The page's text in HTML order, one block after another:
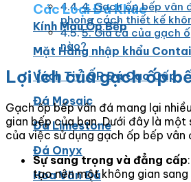
Các Loại Đá Khác
Kính Màu Ốp Bếp
Mặt Hàng nhập khẩu
Vách Tivi ỐP Đá Cao Cấp
Đá Mosaic
Đá Limestone
Đá Onyx
Hoa Văn Đá
4. Gạch ốp bếp vân
phong cách thiết kế
5. Giá cả của gạch
nào?
Lợi ích của gạch ốp
Gạch ốp bếp vân đá mang lại
gian bếp của bạn. Dưới đây là một
của việc sử dụng gạch ốp bếp vân
Sự sang trọng và đẳng cấp
tạo nên một không gian